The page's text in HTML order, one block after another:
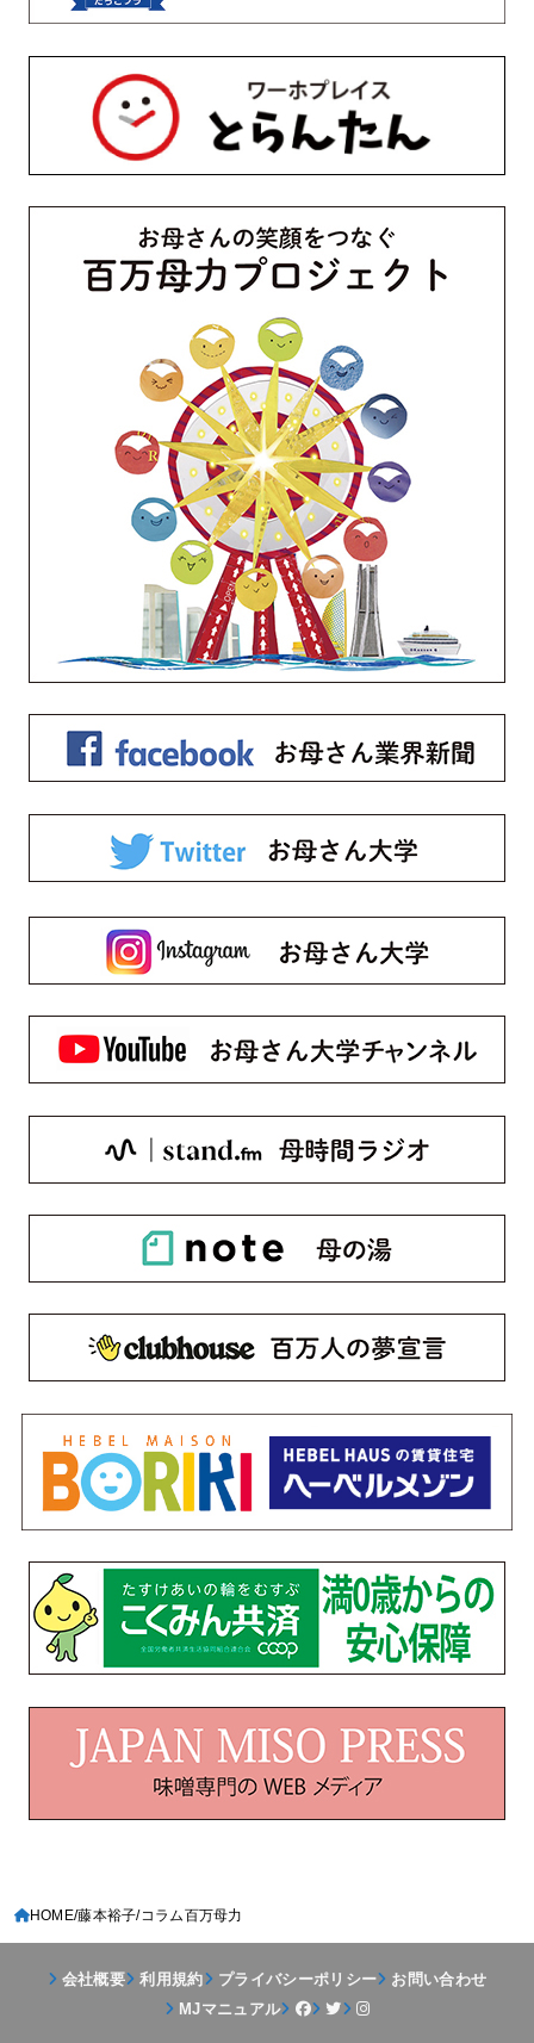
HOME 藤本裕子 コラム百万母力
会社概要 利用規約 プライバシーポリシー
お問い合わせ
MJマニュアル